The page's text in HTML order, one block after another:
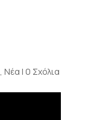
, Νέα | 0 Σχόλια